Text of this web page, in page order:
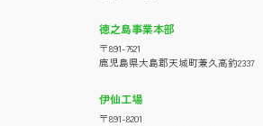
徳之島事業本部
〒891-7621
鹿児島県大島郡天城町兼久高釣2337
伊仙工場
〒891-8201